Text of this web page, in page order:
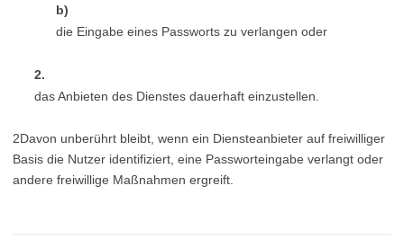
b)
die Eingabe eines Passworts zu verlangen oder
2.
das Anbieten des Dienstes dauerhaft einzustellen.
2Davon unberührt bleibt, wenn ein Diensteanbieter auf freiwilliger
Basis die Nutzer identifiziert, eine Passworteingabe verlangt oder
andere freiwillige Maßnahmen ergreift.